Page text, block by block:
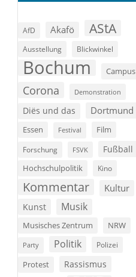
AfD Akafö AStA
Ausstellung Blickwinkel
Bochum Campus
Corona Demonstration
Diës und das Dortmund
Essen Festival Film
Forschung FSVK Fußball
Hochschulpolitik Kino
Kommentar Kultur
Kunst Musik
Musisches Zentrum NRW
Party Politik Polizei
Protest Rassismus